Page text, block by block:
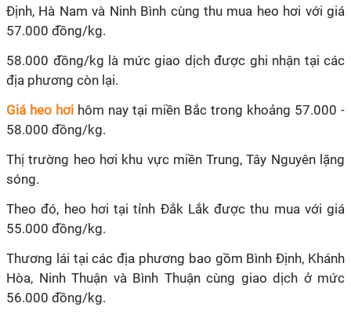
Định, Hà Nam và Ninh Bình cùng thu mua heo hơi với giá
57.000 đồng/kg.
58.000 đồng/kg là mức giao dịch được ghi nhận tại các
địa phương còn lại.
Giá heo hơi hôm nay tại miền Bắc trong khoảng 57.000 -
58.000 đồng/kg.
Thị trường heo hơi khu vực miền Trung, Tây Nguyên lặng
sóng.
Theo đó, heo hơi tại tỉnh Đắk Lắk được thu mua với giá
55.000 đồng/kg.
Thương lái tại các địa phương bao gồm Bình Định, Khánh
Hòa, Ninh Thuận và Bình Thuận cùng giao dịch ở mức
56.000 đồng/kg.